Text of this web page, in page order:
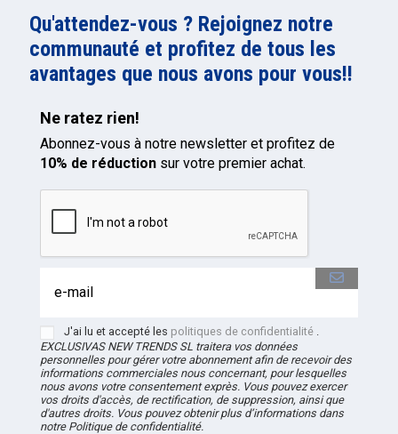
Qu'attendez-vous ? Rejoignez notre
communauté et profitez de tous les
avantages que nous avons pour vous!!
Ne ratez rien!
Abonnez-vous à notre newsletter et profitez de
10% de réductionsur votre premier achat.
J'ai lu et accepté les politiques de confidentialité.
EXCLUSIVAS NEW TRENDS SL traitera vos données
personnelles pour gérer votre abonnement afin de recevoir des
informations commerciales nous concernant, pour lesquelles
nous avons votre consentement exprès. Vous pouvez exercer
vos droits d'accès, de rectification, de suppression, ainsi que
d'autres droits. Vous pouvez obtenir plus d’informations dans
notre Politique de confidentialité.